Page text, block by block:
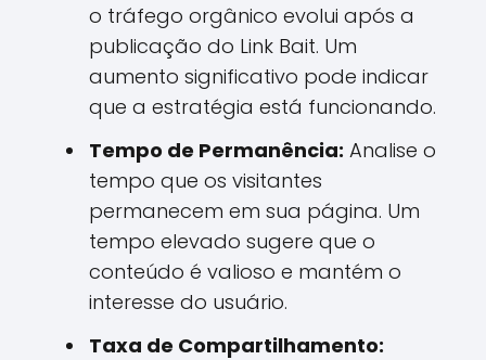
o tráfego orgânico evolui após a
publicação do Link Bait. Um
aumento significativo pode indicar
que a estratégia está funcionando.
Tempo de Permanência: Analise o
tempo que os visitantes
permanecem em sua página. Um
tempo elevado sugere que o
conteúdo é valioso e mantém o
interesse do usuário.
Taxa de Compartilhamento: